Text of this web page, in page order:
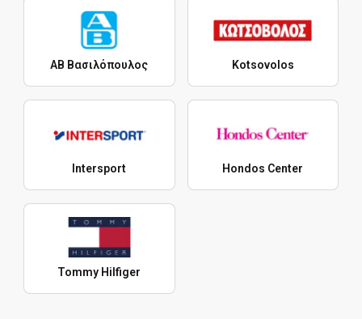
ΑΒ Βασιλόπουλος Kotsovolos
Intersport Hondos Center
Tommy Hilfiger